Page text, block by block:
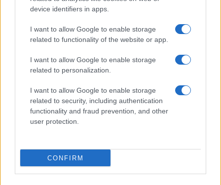
device identifiers in apps.
I want to allow Google to enable storage
related to functionality of the website or app.
I want to allow Google to enable storage
related to personalization.
I want to allow Google to enable storage
related to security, including authentication
functionality and fraud prevention, and other
user protection.
CONFIRM
La sfida di ResQ per riprendere le operazioni di
PEOPLE NEWS